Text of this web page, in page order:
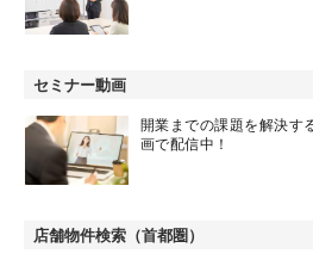
セミナー動画
開業までの課題を解決す
画で配信中！
店舗物件検索（首都圏）